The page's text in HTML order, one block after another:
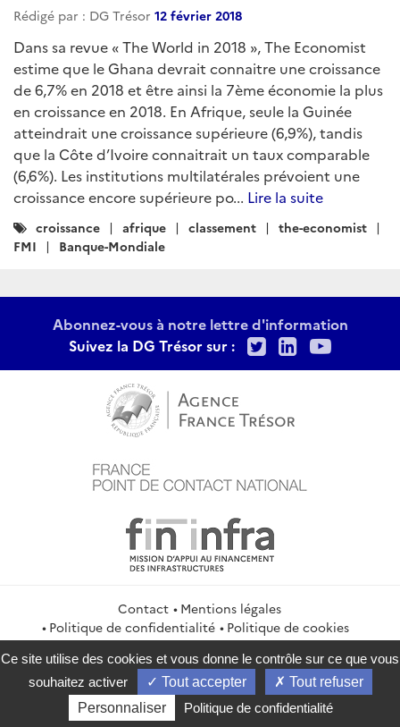
Rédigé par : DG Trésor 12 février 2018
Dans sa revue « The World in 2018 », The Economist
estime que le Ghana devrait connaitre une croissance
de 6,7% en 2018 et être ainsi la 7ème économie la plus
en croissance en 2018. En Afrique, seule la Guinée
atteindrait une croissance supérieure (6,9%), tandis
que la Côte d’Ivoire connaitrait un taux comparable
(6,6%). Les institutions multilatérales prévoient une
croissance encore supérieure po... Lire la suite
Catégories
:
croissance afrique classement
the-economist
FMI
Banque-Mondiale
Abonnez-vous à notre lettre d'information
Suivez la DG Trésor sur :
TwitterLinkedIn
Contact
Mentions légales
Politique de confidentialité
Politique de cookies
Gestion des cookies
Flux RSS
service-public.gouv.fr
legifrance.gouv.fr
info.gouv.fr
data.gouv.fr
Ce site utilise des cookies et vous donne le contrôle sur ce que vous
souhaitez activer
Tout accepter
Tout refuser
Personnaliser
Politique de confidentialité